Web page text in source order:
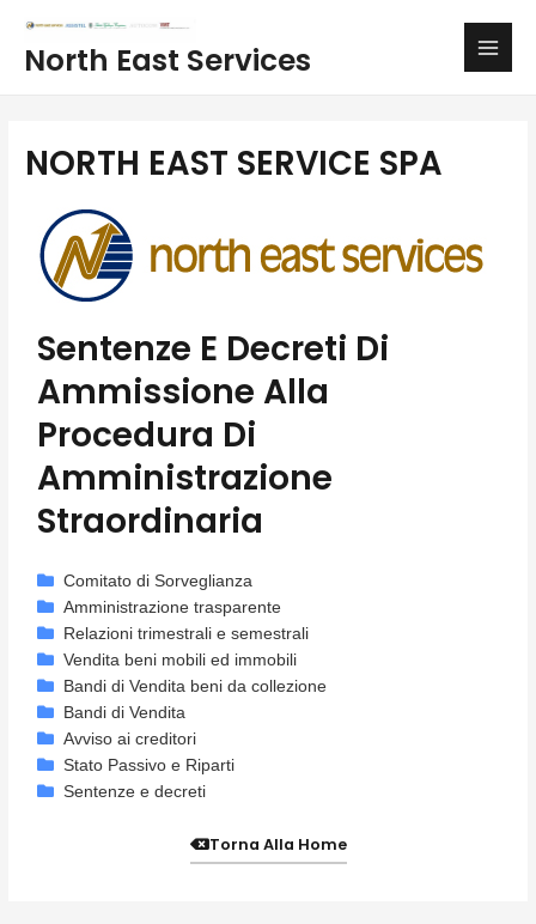
contenuto
North East Services
Main
NORTH EAST SERVICE SPA
Sentenze E Decreti Di
Ammissione Alla
Procedura Di
Amministrazione
Straordinaria
Comitato di Sorveglianza
Amministrazione trasparente
Relazioni trimestrali e semestrali
Vendita beni mobili ed immobili
Bandi di Vendita beni da collezione
Bandi di Vendita
Avviso ai creditori
Stato Passivo e Riparti
Sentenze e decreti
Torna Alla Home